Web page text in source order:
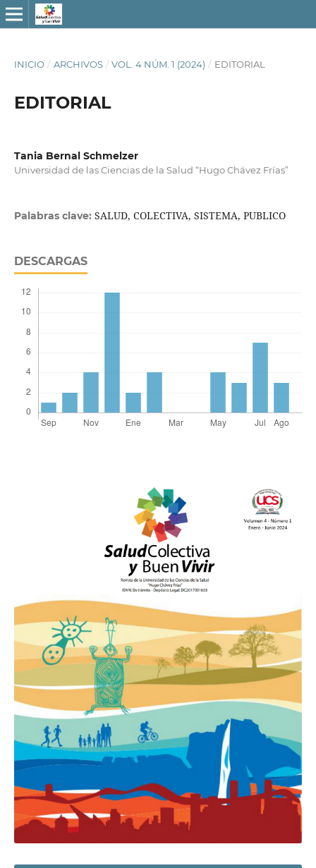
INICIO / ARCHIVOS / VOL. 4 NÚM. 1 (2024) / EDITORIAL
EDITORIAL
Tania Bernal Schmelzer
Universidad de las Ciencias de la Salud “Hugo Chávez Frías”
Palabras clave: SALUD, COLECTIVA, SISTEMA, PUBLICO
DESCARGAS